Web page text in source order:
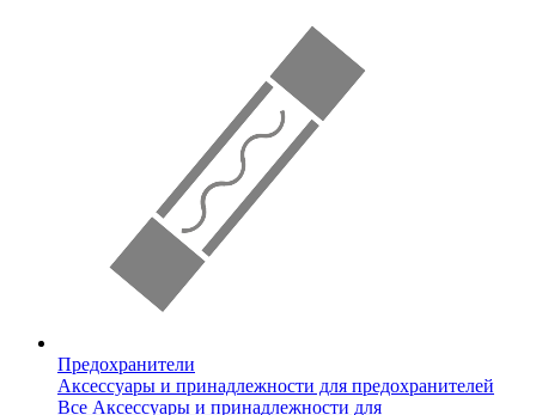
Предохранители
Аксессуары и принадлежности для предохранителей
Все Аксессуары и принадлежности для